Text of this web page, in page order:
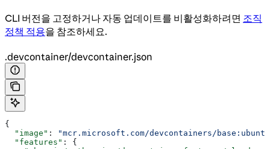
CLI 버전을 고정하거나 자동 업데이트를 비활성화하려면 조직
정책 적용을 참조하세요.
.devcontainer/devcontainer.json
{
  "image"
:
"mcr.microsoft.com/devcontainers/
  "features"
: {